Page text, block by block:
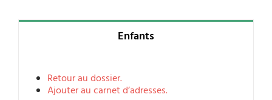
Enfants
Retour au dossier.
Ajouter au carnet d’adresses.